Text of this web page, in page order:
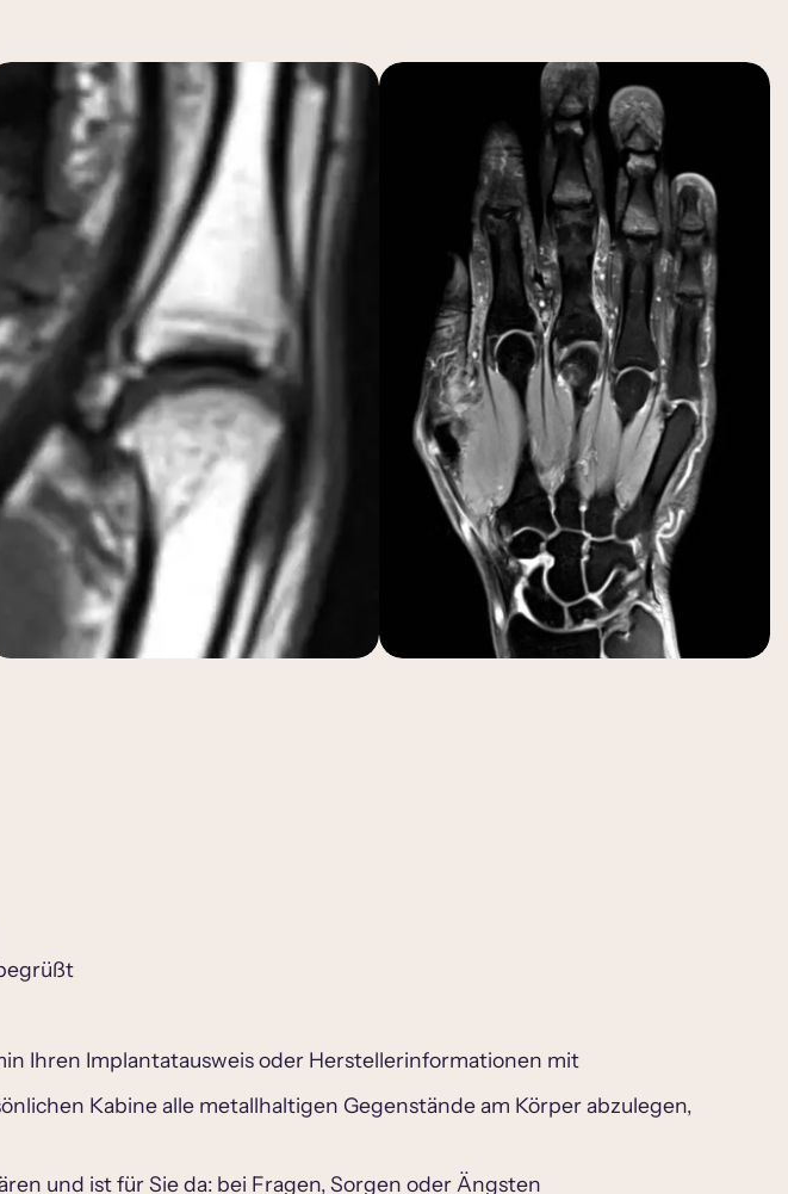
Ihren Implantatausweis oder Herstellerinformationen mit
Kabine alle metallhaltigen Gegenstände am Körper abzulegen,
und ist für Sie da: bei Fragen, Sorgen oder Ängsten